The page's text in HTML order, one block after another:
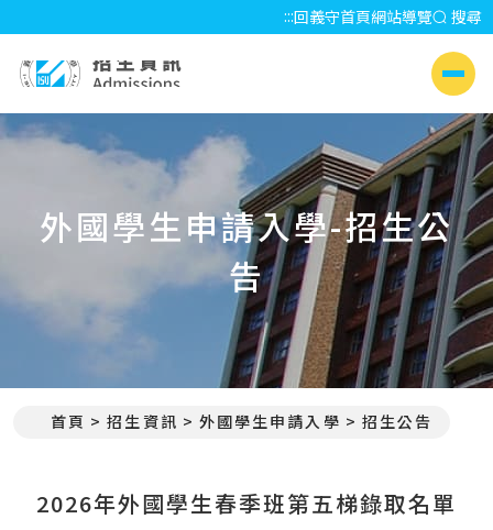
:::回義守首頁網站導覽 搜尋
側選單
外國學生申請入學-招生公
告
首頁 招生資訊 外國學生申請入學 招生公告
2026年外國學生春季班第五梯錄取名單